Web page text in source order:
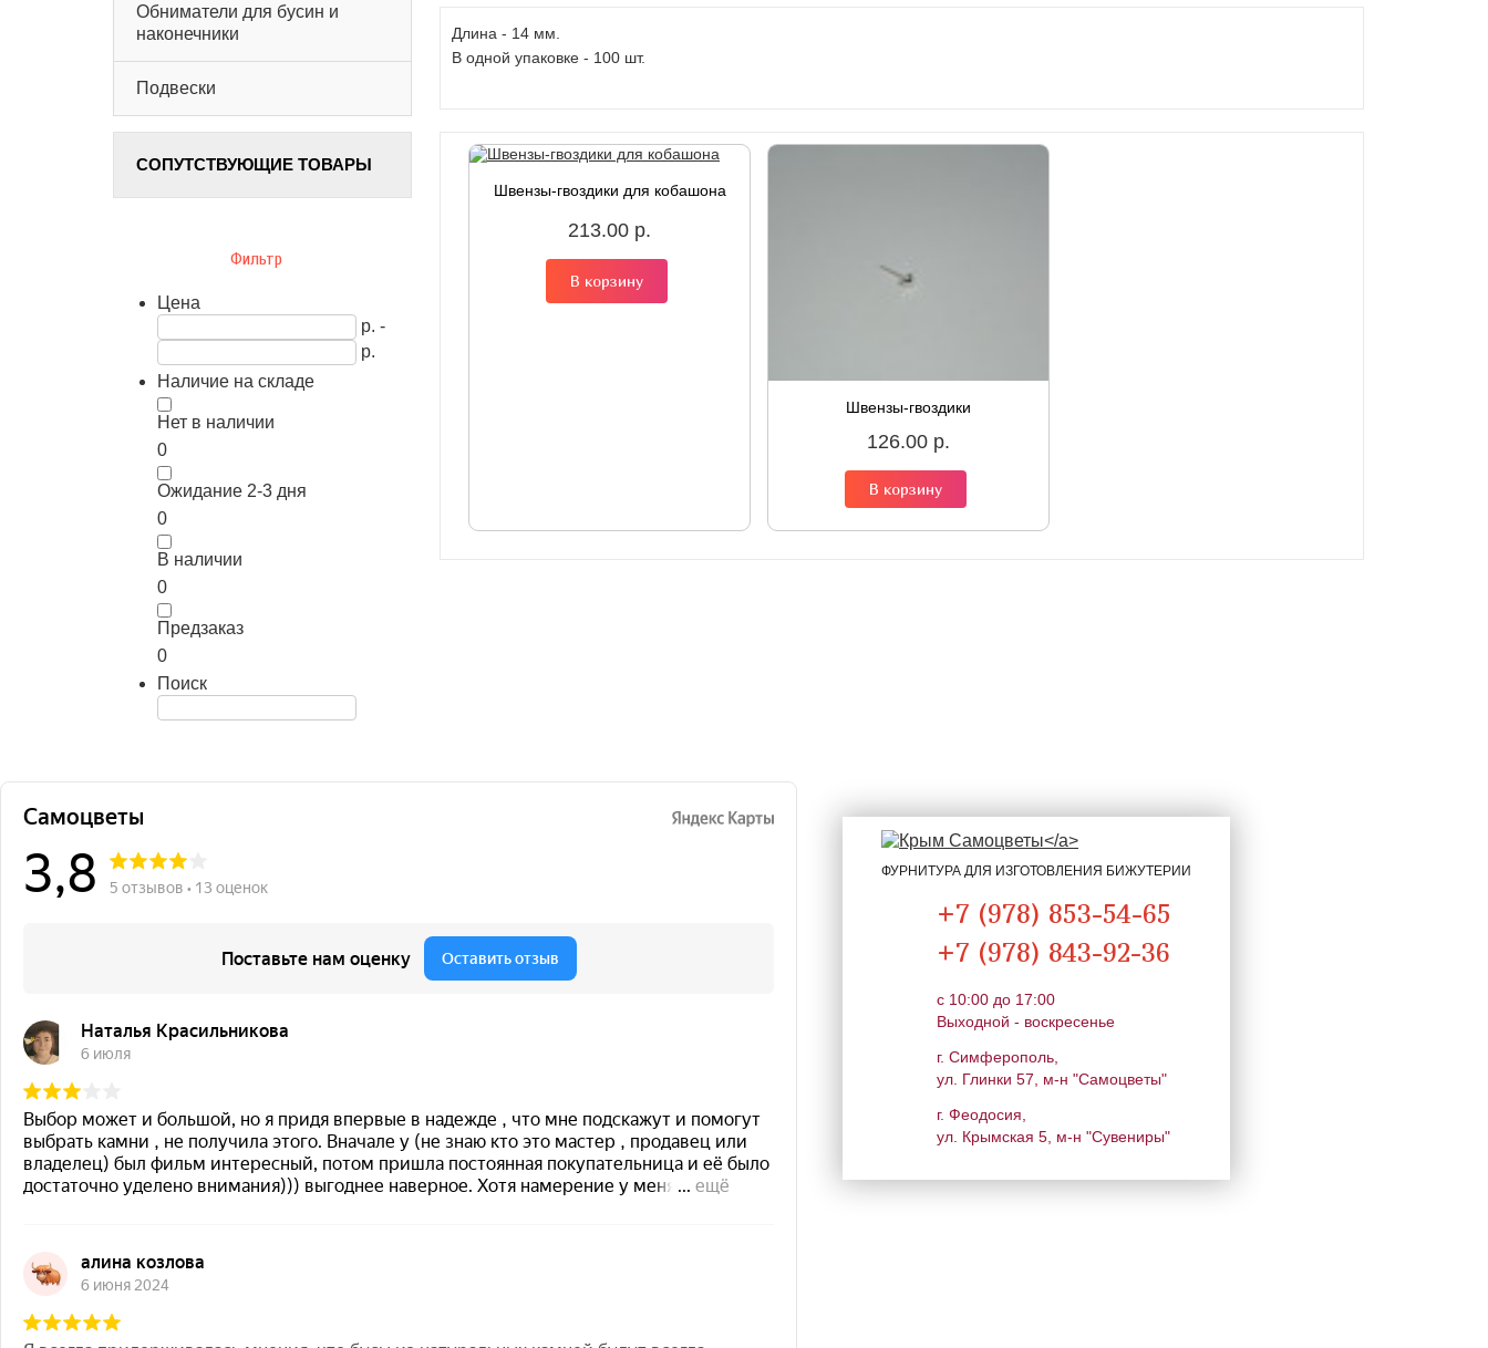
Обниматели для бусин и
наконечники
Подвески
СОПУТСТВУЮЩИЕ ТОВАРЫ
Фильтр
Цена
р. -
р.
Наличие на складе
Нет в наличии
0
Ожидание 2-3 дня
0
В наличии
0
Предзаказ
0
Поиск
Длина - 14 мм.
В одной упаковке - 100 шт.
Швензы-гвоздики для кобашона
213.00 р.
В корзину
Швензы-гвоздики
126.00 р.
В корзину
ФУРНИТУРА ДЛЯ ИЗГОТОВЛЕНИЯ БИЖУТЕРИИ
+7 (978) 853-54-65
+7 (978) 843-92-36
c 10:00 до 17:00
Выходной - воскресенье
г. Симферополь,
ул. Глинки 57, м-н "Самоцветы"
г. Феодосия,
ул. Крымская 5, м-н "Сувениры"